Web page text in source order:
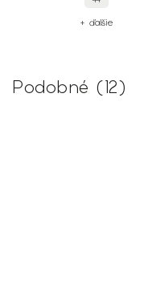
+ ďalšie
Podobné (12)